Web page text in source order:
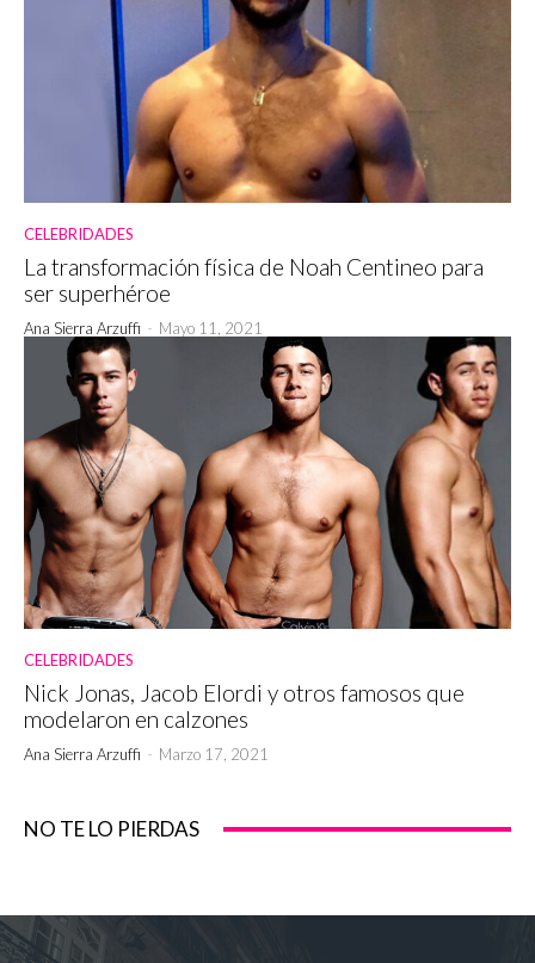
CELEBRIDADES
La transformación física de Noah Centineo para
ser superhéroe
Ana Sierra Arzuffi - Mayo 11, 2021
CELEBRIDADES
Nick Jonas, Jacob Elordi y otros famosos que
modelaron en calzones
Ana Sierra Arzuffi - Marzo 17, 2021
NO TE LO PIERDAS